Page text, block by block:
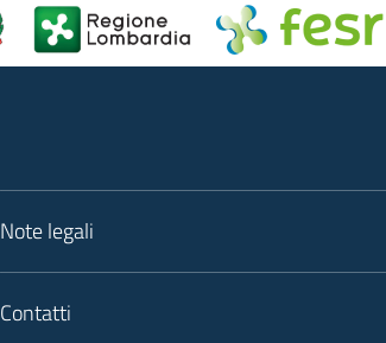
Note legali
Contatti